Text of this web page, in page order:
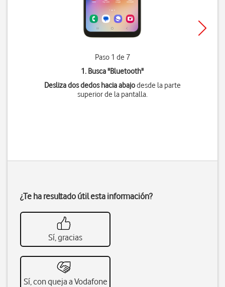
Paso 1 de 7
1. Busca "Bluetooth"
Desliza dos dedos hacia abajodesde la parte
superior de la pantalla.
¿Te ha resultado útil esta información?
Sí, gracias
Sí, con queja a Vodafone